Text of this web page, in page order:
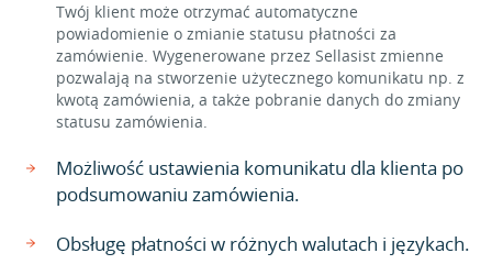
Twój klient może otrzymać automatyczne
powiadomienie o zmianie statusu płatności za
zamówienie. Wygenerowane przez Sellasist zmienne
pozwalają na stworzenie użytecznego komunikatu np. z
kwotą zamówienia, a także pobranie danych do zmiany
statusu zamówienia.
Możliwość ustawienia komunikatu dla klienta po
podsumowaniu zamówienia.
Obsługę płatności w różnych walutach i językach.